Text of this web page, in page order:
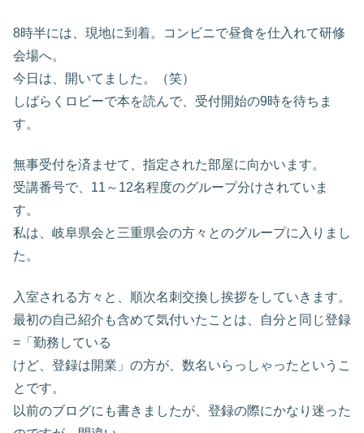
8時半には、現地に到着。コンビニで昼食を仕入れて研修
会場へ。
今日は、開いてました。（笑）
しばらくロビーで本を読んで、受付開始の9時を待ちま
す。
無事受付を済ませて、指定された部屋に向かいます。
受講番号で、11～12名程度のグループ分けされていま
す。
私は、岐阜県会と三重県会の方々とのグループに入りまし
た。
入室される方々と、順次名刺交換し挨拶をしていきます。
最初の自己紹介も含めて気付いたことは、自分と同じ登録
=「勤務している
けど、登録は開業」の方が、数名いらっしゃったというこ
とです。
以前のブログにも書きましたが、登録の際にかなり迷った